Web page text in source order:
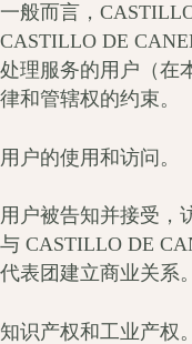
一般而言，
CASTILLO DE
处理服务的用户（在
律和管辖权的约束。
用户的使用和访问。
用户被告知并接受，
与 CASTILLO DE
代表团建立商业关系。
知识产权和工业产权。